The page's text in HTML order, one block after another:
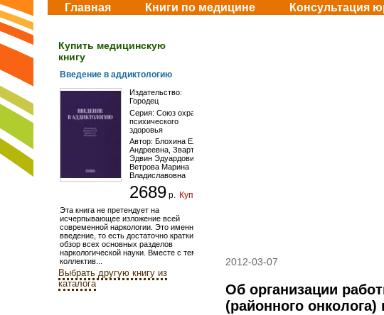
Главная Книги по медицине Консультация
2012-03-07
Об организации
(районного онколога)
Купить медицинскую
книгу
Введение в аддиктологию
Издательство:
Городец
Серия: Союз охраны
психического
здоровья
Автор: Блохина Елена
Андреевна Звартау
Эдвин Эдуардович
Ветрова Марина
Владиславовна
2689 р. Купить
Эта книга не претендует на
исчерпывающее изложение всей
современной наркологии. Это именно
введение, то есть достаточно краткий
обзор всех основных разделов
наркологической науки. Вместе с тем,
коллектив...
Выбрать другую книгу из
каталога